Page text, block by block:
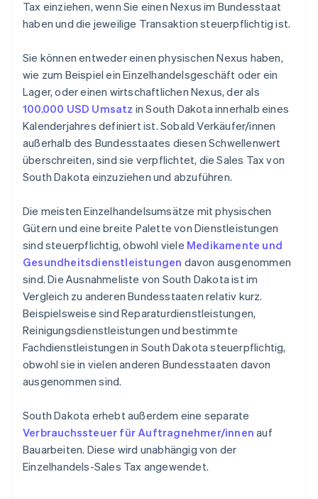
Tax einziehen, wenn Sie einen Nexus im Bundesstaat
haben und die jeweilige Transaktion steuerpflichtig ist.
Sie können entweder einen physischen Nexus haben,
wie zum Beispiel ein Einzelhandelsgeschäft oder ein
Lager, oder einen wirtschaftlichen Nexus, der als
100.000 USD Umsatz in South Dakota innerhalb eines
Kalenderjahres definiert ist. Sobald Verkäufer/innen
außerhalb des Bundesstaates diesen Schwellenwert
überschreiten, sind sie verpflichtet, die Sales Tax von
South Dakota einzuziehen und abzuführen.
Die meisten Einzelhandelsumsätze mit physischen
Gütern und eine breite Palette von Dienstleistungen
sind steuerpflichtig, obwohl viele Medikamente und
Gesundheitsdienstleistungen davon ausgenommen
sind. Die Ausnahmeliste von South Dakota ist im
Vergleich zu anderen Bundesstaaten relativ kurz.
Beispielsweise sind Reparaturdienstleistungen,
Reinigungsdienstleistungen und bestimmte
Fachdienstleistungen in South Dakota steuerpflichtig,
obwohl sie in vielen anderen Bundesstaaten davon
ausgenommen sind.
South Dakota erhebt außerdem eine separate
Verbrauchssteuer für Auftragnehmer/innen auf
Bauarbeiten. Diese wird unabhängig von der
Einzelhandels-Sales Tax angewendet.